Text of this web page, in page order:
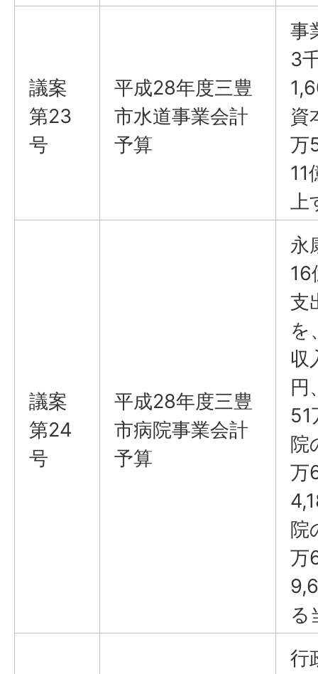
議案
第23
号
平成28年度三豊
市水道事業会計
予算
事
3
資
万
11
上
議案
第24
号
平成28年度三豊
市病院事業会計
予算
永
16
支
を
収
円
51
院
万
院
万
る
行